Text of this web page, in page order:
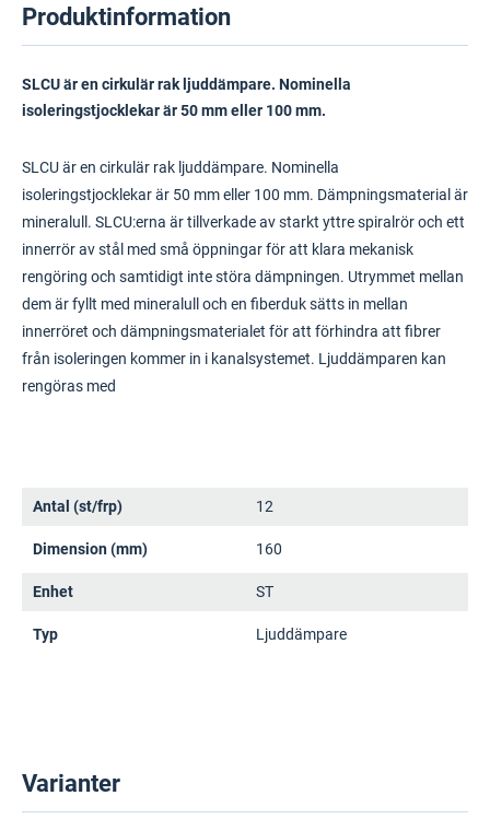
Produktinformation
SLCU är en cirkulär rak ljuddämpare. Nominella
isoleringstjocklekar är 50 mm eller 100 mm.
SLCU är en cirkulär rak ljuddämpare. Nominella
isoleringstjocklekar är 50 mm eller 100 mm. Dämpningsmaterial är
mineralull. SLCU:erna är tillverkade av starkt yttre spiralrör och ett
innerrör av stål med små öppningar för att klara mekanisk
rengöring och samtidigt inte störa dämpningen. Utrymmet mellan
dem är fyllt med mineralull och en fiberduk sätts in mellan
innerröret och dämpningsmaterialet för att förhindra att fibrer
från isoleringen kommer in i kanalsystemet. Ljuddämparen kan
rengöras med
Antal (st/frp) 12
Dimension (mm) 160
Enhet ST
Typ Ljuddämpare
Varianter